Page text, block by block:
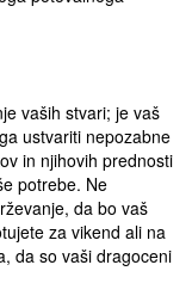
vaših stvari; je vaš
ustvariti nepozabne
in njihovih prednosti
potrebe. Ne
da bo vaš
za vikend ali na
da so vaši dragoceni